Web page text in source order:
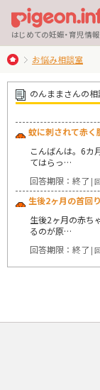
はじめての妊娠・育児情報
お悩み相談室
のんままさんの
蚊に刺されて赤く
こんばんは。6カ
てはらっ…
回答期限：終了 |
生後2ヶ月の首回り
生後2ヶ月の赤ち
るのが原…
回答期限：終了 |